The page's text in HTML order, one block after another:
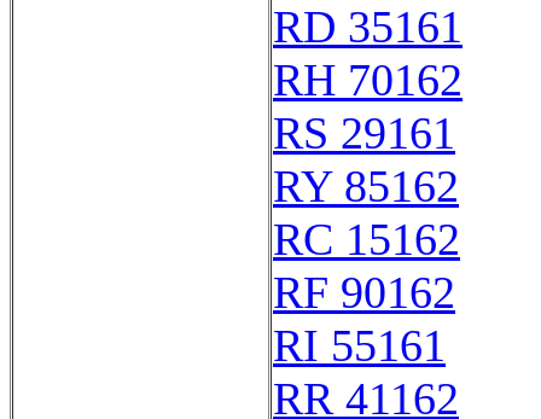
RD 35161
RH 70162
RS 29161
RY 85162
RC 15162
RF 90162
RI 55161
RR 41162